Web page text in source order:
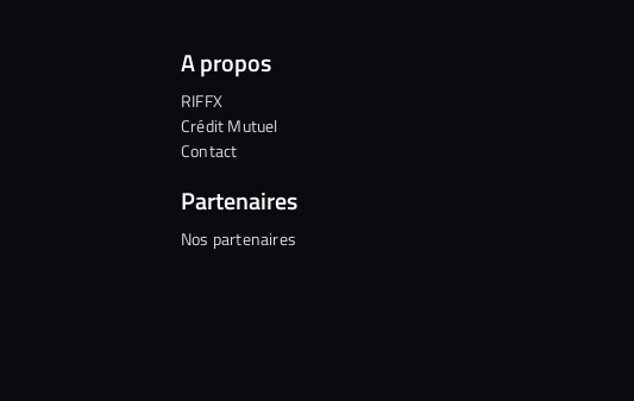
A propos
RIFFX
Crédit Mutuel
Contact
Partenaires
Nos partenaires